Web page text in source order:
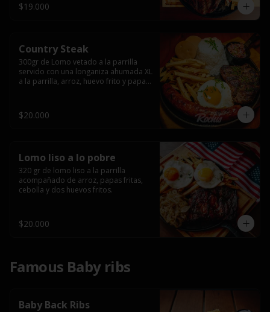
$19.000
Country Steak
300gr de Lomo vetado a la parrilla
servido con una longaniza ahumada XL
a la parrilla, arroz, huevo frito y papas
$20.000
Lomo liso a lo pobre
320 gr de lomo liso a la parrilla
acompañado de arroz, papas fritas,
cebolla y dos huevos fritos.
$20.000
Famous Baby ribs
Baby Back Ribs